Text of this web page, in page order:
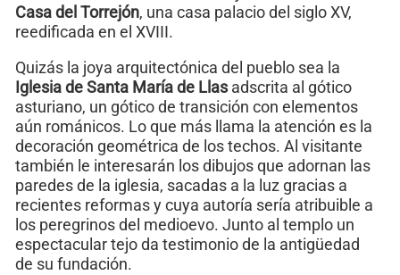
Casa del Torrejón, una casa palacio del siglo XV,
reedificada en el XVIII.
Quizás la joya arquitectónica del pueblo sea la
Iglesia de Santa María de Llasadscrita al gótico
asturiano, un gótico de transición con elementos
aún románicos. Lo que más llama la atención es la
decoración geométrica de los techos. Al visitante
también le interesarán los dibujos que adornan las
paredes de la iglesia, sacadas a la luz gracias a
recientes reformas y cuya autoría sería atribuible a
los peregrinos del medioevo. Junto al templo un
espectacular tejo da testimonio de la antigüedad
de su fundación.